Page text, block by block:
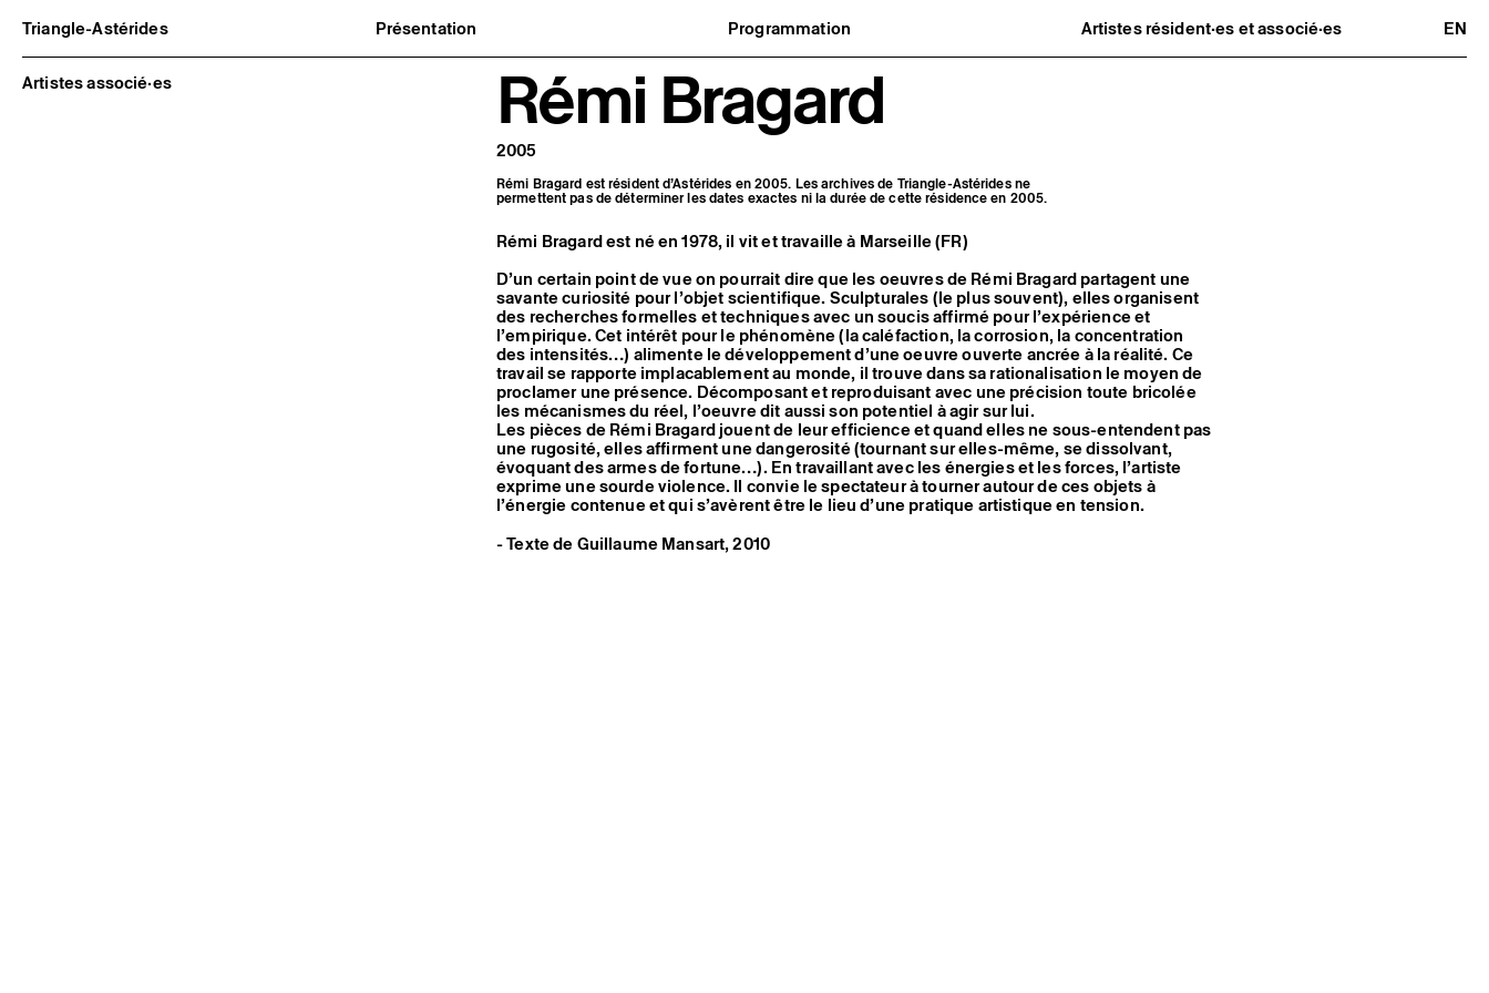
Triangle-Astérides Présentation Programmation Artistes résident·es et associé·es
EN
Centre d’art contemporain
d’intérêt national
et résidence internationale d'artistes
À propos
Équipe et gouvernance
Partenaires et réseaux
Formation professionnelle
Adhérer / nous soutenir
Rapports d'activité
Agenda : en cours et à venir
Événements
Programmation éditoriale
Médiation
Résident·es
Artistes associé·es Rémi Bragard
2005
Rémi Bragard est résident d’Astérides en 2005. Les archives de Triangle-Astérides ne
permettent pas de déterminer les dates exactes ni la durée de cette résidence en 2005.
Rémi Bragard est né en 1978, il vit et travaille à Marseille (FR)
D’un certain point de vue on pourrait dire que les oeuvres de Rémi Bragard partagent une
savante curiosité pour l’objet scientifique. Sculpturales (le plus souvent), elles organisent
des recherches formelles et techniques avec un soucis affirmé pour l’expérience et
l’empirique. Cet intérêt pour le phénomène (la caléfaction, la corrosion, la concentration
des intensités…) alimente le développement d’une oeuvre ouverte ancrée à la réalité. Ce
travail se rapporte implacablement au monde, il trouve dans sa rationalisation le moyen de
proclamer une présence. Décomposant et reproduisant avec une précision toute bricolée
les mécanismes du réel, l’oeuvre dit aussi son potentiel à agir sur lui.
Les pièces de Rémi Bragard jouent de leur efficience et quand elles ne sous-entendent pas
une rugosité, elles affirment une dangerosité (tournant sur elles-même, se dissolvant,
évoquant des armes de fortune…). En travaillant avec les énergies et les forces, l’artiste
exprime une sourde violence. Il convie le spectateur à tourner autour de ces objets à
l’énergie contenue et qui s’avèrent être le lieu d’une pratique artistique en tension.
- Texte de Guillaume Mansart, 2010